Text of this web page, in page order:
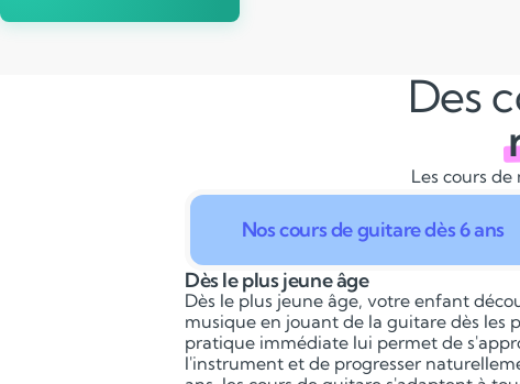
Des
Les cours
Nos cours de guitare dès 6 ans
Dès le plus jeune âge
Dès le plus jeune âge, votre enfant
musique en jouant de la guitare dès les
pratique immédiate lui permet de
l'instrument et de progresser